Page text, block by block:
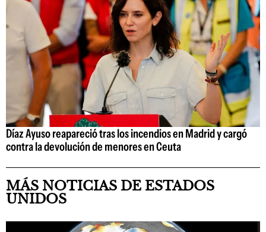
Díaz Ayuso reapareció tras los incendios en Madrid y cargó
contra la devolución de menores en Ceuta
MÁS NOTICIAS DE ESTADOS
UNIDOS